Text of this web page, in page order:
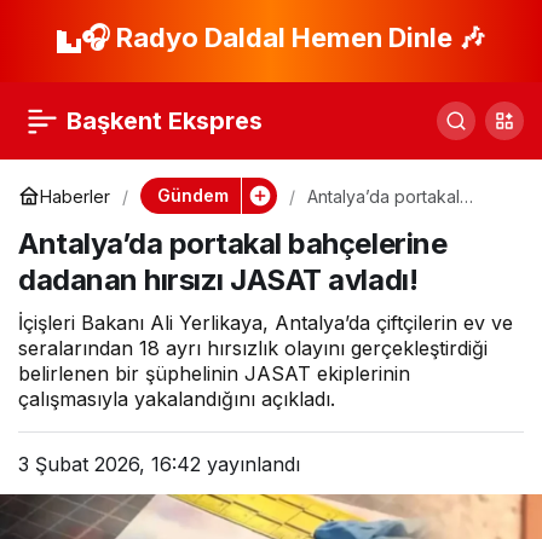
🎧 Radyo Daldal Hemen Dinle 🎶
Başkent Ekspres
Haberler Gündem
Antalya’da portakal
hırsızı JASAT avladı!
Antalya’da portakal bahçelerine
dadanan hırsızı JASAT avladı!
İçişleri Bakanı Ali Yerlikaya, Antalya’da çiftçilerin ev ve
seralarından 18 ayrı hırsızlık olayını gerçekleştirdiği
belirlenen bir şüphelinin JASAT ekiplerinin
çalışmasıyla yakalandığını açıkladı.
3 Şubat 2026, 16:42 yayınlandı
Afrin’de 2 milyon
iddiasına İletişim’den
yanıt
Paylaş